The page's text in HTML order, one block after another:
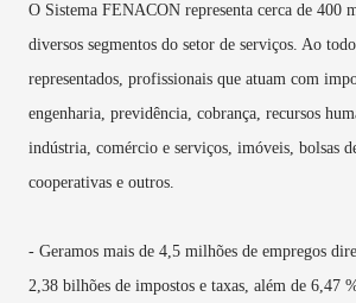
O Sistema FENACON representa cerca de 400
diversos segmentos do setor de serviços. Ao
representados, profissionais que atuam com
engenharia, previdência, cobrança, recursos
indústria, comércio e serviços, imóveis, bolsas
cooperativas e outros.
- Geramos mais de 4,5 milhões de empregos
2,38 bilhões de impostos e taxas, além de 6,47